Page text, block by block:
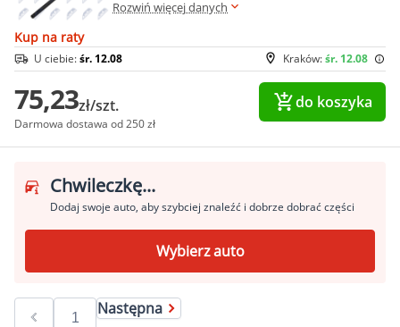
Rozwiń więcej danych
Kup na raty
Kraków:śr. 12.08
U ciebie:śr. 12.08
75,23zł/szt.
Darmowa dostawa od 250 zł
do koszyka
Chwileczkę...
Dodaj swoje auto, aby szybciej znaleźć i dobrze dobrać części
Wybierz auto
Następna